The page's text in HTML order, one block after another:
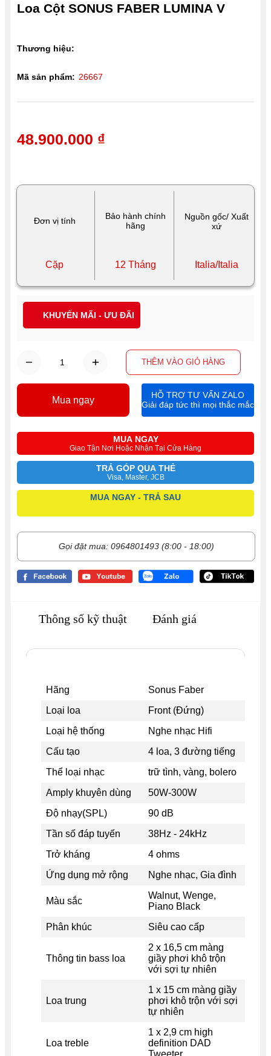
Đơn vị tính
Bảo hành chính
hãng
Nguồn gốc/ Xuất
xứ
Cặp 12 Tháng Italia/Italia
Loa Cột SONUS FABER LUMINA V
THÊM VÀO GIỎ HÀNG
MUA NGAY
Giao Tận Nơi Hoặc Nhận Tại Cửa Hàng
TRẢ GÓP QUA THẺ
Visa, Master, JCB
MUA NGAY - TRẢ SAU
Gọi đặt mua: 0964801493 (8:00 - 18:00)
48.900.000 ₫
Thương hiệu:
Mã sản phẩm: 26667
Mua ngay
HỖ TRỢ TƯ VẤN ZALO
Giải đáp tức thì mọi thắc mắc
KHUYẾN MÃI - ƯU ĐÃI
Thông số kỹ thuật Đánh giá
Hãng
Sonus Faber
Loại loa
Front (Đứng)
Loại hệ thống
Nghe nhạc Hifi
Cấu tạo
4 loa, 3 đường tiếng
Thể loại nhạc
trữ tình, vàng, bolero
Amply khuyên dùng
50W-300W
Độ nhạy(SPL)
90 dB
Tần số đáp tuyến
38Hz - 24kHz
Trở kháng
4 ohms
Ứng dụng mở rộng
Nghe nhạc, Gia đình
Màu sắc
Walnut, Wenge,
Piano Black
Phân khúc
Siêu cao cấp
Thông tin bass loa
2 x 16,5 cm màng
giầy phơi khô trộn
với sợi tự nhiên
Loa trung
1 x 15 cm màng giầy
phơi khô trộn với sợi
tự nhiên
Loa treble
1 x 2,9 cm high
definition DAD